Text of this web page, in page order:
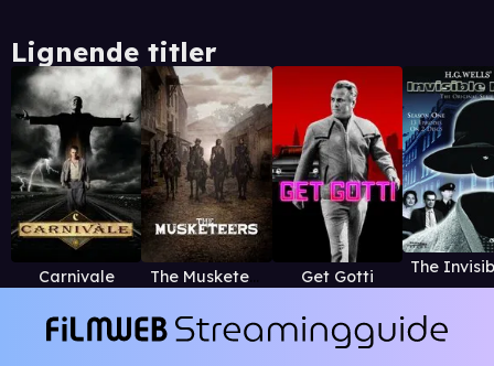
Lignende titler
Carnivale The Musketeers Get Gotti